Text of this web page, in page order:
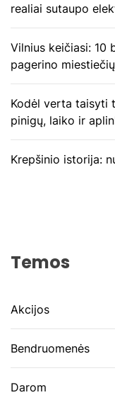
realiai sutaupo
Vilnius keičiasi: 10
pagerino
Kodėl verta taisyti
pinigų, laiko ir
Krepšinio istorija:
Temos
Akcijos
Bendruomenės
Darom